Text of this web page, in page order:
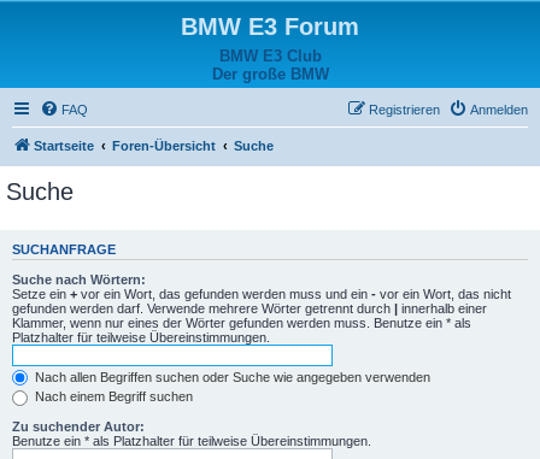
BMW E3 Forum
BMW E3 Club
Der große BMW
FAQ Anmelden
Registrieren
Startseite Foren-Übersicht Suche
Suche
SUCHANFRAGE
Suche nach Wörtern:
Setze ein + vor ein Wort, das gefunden werden muss und ein - vor ein Wort, das nicht
gefunden werden darf. Verwende mehrere Wörter getrennt durch | innerhalb einer
Klammer, wenn nur eines der Wörter gefunden werden muss. Benutze ein * als
Platzhalter für teilweise Übereinstimmungen.
Nach allen Begriffen suchen oder Suche wie angegeben verwenden
Nach einem Begriff suchen
Zu suchender Autor:
Benutze ein * als Platzhalter für teilweise Übereinstimmungen.